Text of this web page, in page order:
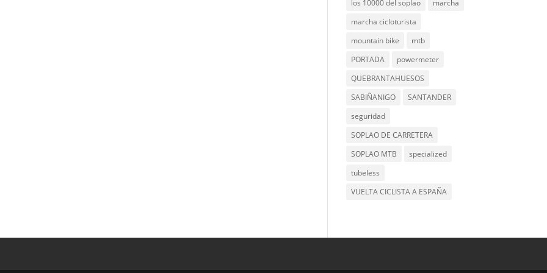
los 10000 del soplao
marcha
marcha cicloturista
mountain bike
mtb
PORTADA
powermeter
QUEBRANTAHUESOS
SABIÑANIGO
SANTANDER
seguridad
SOPLAO DE CARRETERA
SOPLAO MTB
specialized
tubeless
VUELTA CICLISTA A ESPAÑA